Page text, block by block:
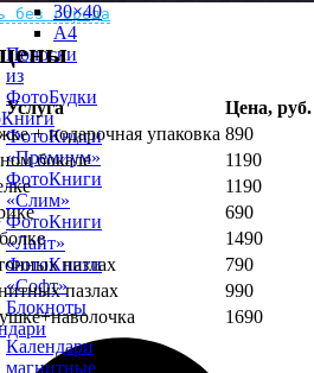
без города
30×40
A4
Полоски
из
ФотоБудки
ФотоКниги
«Премиум»
ФотоКниги
«Слим»
ФотоКниги
«Лайт»
ФотоКниги
«Софт»
Блокноты
Календари
магнитные
Услуга
Цена, руб.
+ подарочная упаковка 890
бокале
1190
1190
690
1490
пазлах
790
пазлах
990
1690